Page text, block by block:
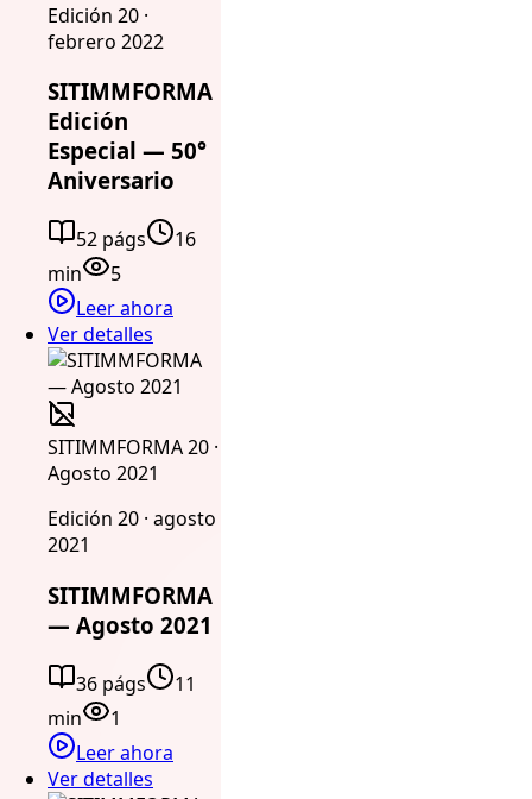
Edición 20 ·
febrero 2022
SITIMMFORMA
Edición
Especial — 50°
Aniversario
52 págs
16
min
5
Leer ahora
Ver detalles
SITIMMFORMA 20 ·
Agosto 2021
Edición 20 · agosto
2021
SITIMMFORMA
— Agosto 2021
36 págs
11
min
1
Leer ahora
Ver detalles